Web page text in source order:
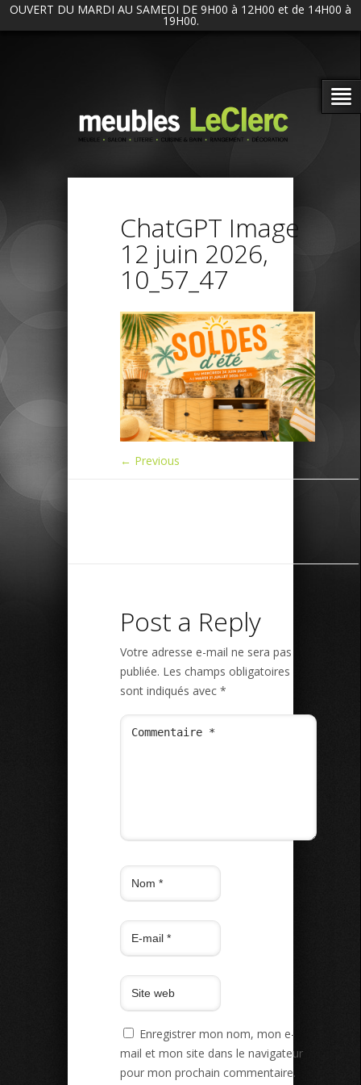
OUVERT DU MARDI AU SAMEDI DE 9H00 à 12H00 et de 14H00 à
19H00.
ChatGPT Image
12 juin 2026,
10_57_47
← Previous
Post a Reply
Votre adresse e-mail ne sera pas
publiée. Les champs obligatoires
sont indiqués avec *
Enregistrer mon nom, mon e-
mail et mon site dans le navigateur
pour mon prochain commentaire.